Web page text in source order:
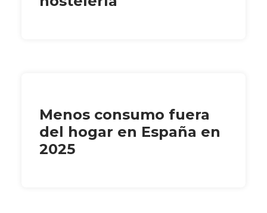
Menos consumo fuera
del hogar en España en
2025